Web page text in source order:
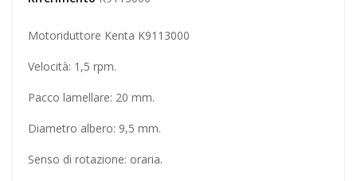
Motoriduttore Kenta K9113000
Velocità: 1,5 rpm.
Pacco lamellare: 20 mm.
Diametro albero: 9,5 mm.
Senso di rotazione: oraria.